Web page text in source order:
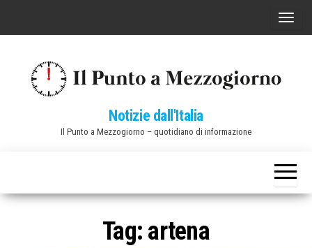
C
a
v
Notizie dall'Italia
Il Punto a Mezzogiorno – quotidiano di informazione
Tag: artena